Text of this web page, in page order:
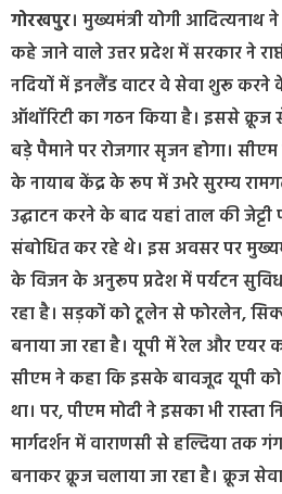
गोरखपुर। मुख्यमंत्री योगी
कहे जाने वाले उत्तर प्रदेश में सरकार ने
नदियों में इनलैंड वाटर वे सेवा शुरू करने
ऑथॉरिटी का गठन किया है। इससे क्रूज
बड़े पैमाने पर रोजगार सृजन होगा। सीएम
के नायाब केंद्र के रूप में उभरे सुरम्य
उद्घाटन करने के बाद यहां ताल की
संबोधित कर रहे थे। इस अवसर पर
के विजन के अनुरूप प्रदेश में पर्यटन
रहा है। सड़कों को टूलेन से फोरलेन,
बनाया जा रहा है। यूपी में रेल और एयर
सीएम ने कहा कि इसके बावजूद यूपी
था। पर, पीएम मोदी ने इसका भी रास्ता
मार्गदर्शन में वाराणसी से हल्दिया तक
बनाकर क्रूज चलाया जा रहा है। क्रूज